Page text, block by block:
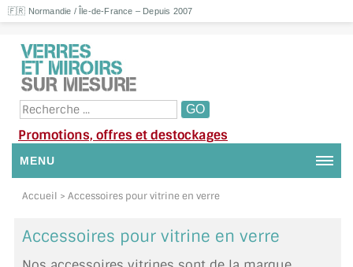
🇫🇷 Normandie / Île-de-France – Depuis 2007
Promotions, offres et destockages
MENU
NOUS CONTACTER
MON COMPTE / SE CONNECTER
DEMANDE DE DEVIS
Accueil > Accessoires pour vitrine en verre
Accessoires pour vitrine en verre